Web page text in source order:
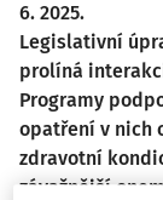
6. 2025.
Legislativní
prolíná
Programy
opatření v nich
zdravotní
závažnější